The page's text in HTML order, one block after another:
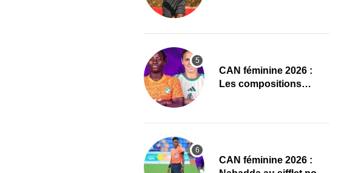
‎CAN féminine 2026 :
Les compositions
‎CAN féminine 2026 :